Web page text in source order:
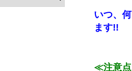
いつ、
ます!!
≪注意